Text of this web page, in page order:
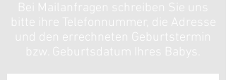
Bei Mailanfragen schreiben Sie uns
bitte ihre Telefonnummer, die Adresse
und den errechneten Geburtstermin
bzw. Geburtsdatum Ihres Babys.